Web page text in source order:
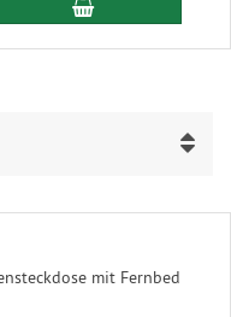
In den